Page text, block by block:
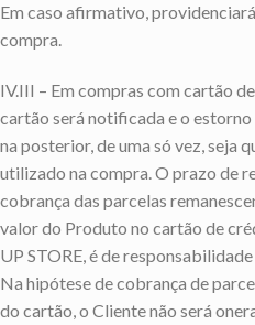
Em caso afirmativo,
compra.
IV.III – Em compras com cartão
cartão será notificada e o
na posterior, de uma só vez, seja
utilizado na compra. O prazo de
cobrança das parcelas
valor do Produto no cartão de
UP STORE, é de
Na hipótese de cobrança de
do cartão, o Cliente não será